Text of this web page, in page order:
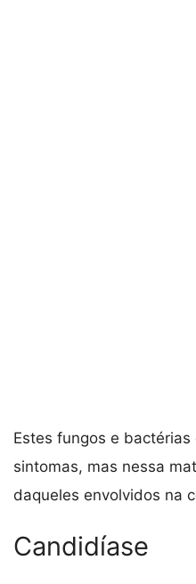
Estes fungos e
sintomas, mas nessa
daqueles envolvidos na
Candidíase